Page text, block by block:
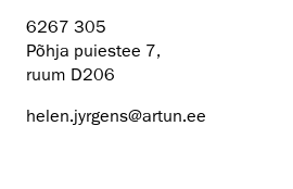
6267 305
Põhja puiestee 7,
ruum D206
helen.jyrgens@artun.ee